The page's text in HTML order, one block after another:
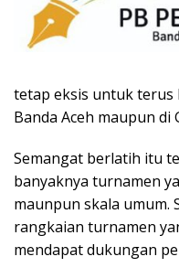
tetap eksis untuk terus
Banda Aceh maupun di
Semangat berlatih itu
banyaknya turnamen
maunpun skala umum.
rangkaian turnamen
mendapat dukungan